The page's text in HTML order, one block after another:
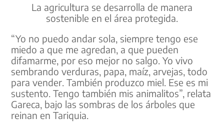
La agricultura se desarrolla de manera
sostenible en el área protegida.
“Yo no puedo andar sola, siempre tengo ese
miedo a que me agredan, a que pueden
difamarme, por eso mejor no salgo. Yo vivo
sembrando verduras, papa, maíz, arvejas, todo
para vender. También produzco miel. Ese es mi
sustento. Tengo también mis animalitos”, relata
Gareca, bajo las sombras de los árboles que
reinan en Tariquia.